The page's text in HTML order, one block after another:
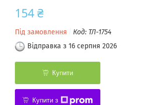
154 ₴
Під замовлення Код: ТЛ-1754
Відправка з 16 серпня 2026
Купити
Купити з